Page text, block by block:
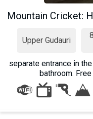
Mountain Cricket:
Upper Gudauri
separate entrance in
bathroom.